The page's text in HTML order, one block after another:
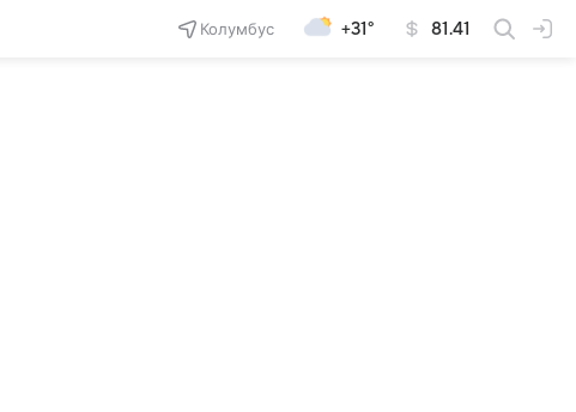
Колумбус +31° 81.41